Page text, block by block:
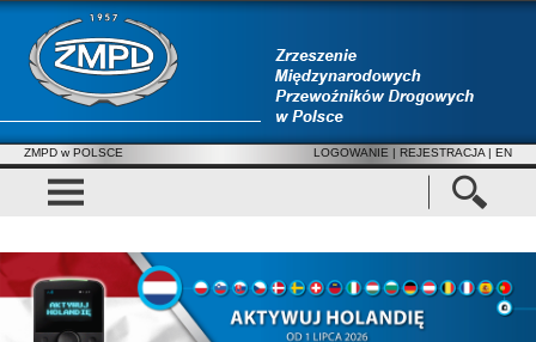
ZMPD w POLSCE LOGOWANIE | REJESTRACJA | EN